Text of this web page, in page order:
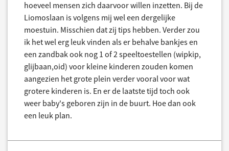
hoeveel mensen zich daarvoor willen inzetten. Bij de
Liomoslaan is volgens mij wel een dergelijke
moestuin. Misschien dat zij tips hebben. Verder zou
ik het wel erg leuk vinden als er behalve bankjes en
een zandbak ook nog 1 of 2 speeltoestellen (wipkip,
glijbaan,oid) voor kleine kinderen zouden komen
aangezien het grote plein verder vooral voor wat
grotere kinderen is. En er de laatste tijd toch ook
weer baby's geboren zijn in de buurt. Hoe dan ook
een leuk plan.